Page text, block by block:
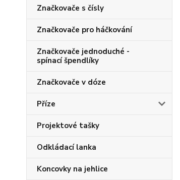
Značkovače s čísly
Značkovače pro háčkování
Značkovače jednoduché -
spínací špendlíky
Značkovače v dóze
Příze
Projektové tašky
Odkládací lanka
Koncovky na jehlice